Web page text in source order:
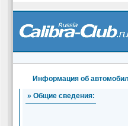
Информация об
» Общие сведения: